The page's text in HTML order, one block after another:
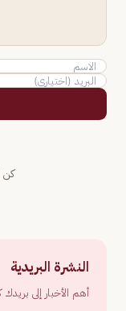
كن
النشرة البريدية
أهم الأخبار إلى